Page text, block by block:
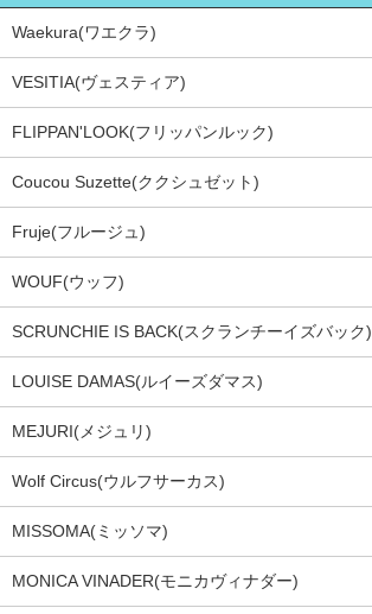
Waekura(ワエクラ)
VESITIA(ヴェスティア)
FLIPPAN'LOOK(フリッパンルック)
Coucou Suzette(ククシュゼット)
Fruje(フルージュ)
WOUF(ウッフ)
SCRUNCHIE IS BACK(スクランチーイズバック)
LOUISE DAMAS(ルイーズダマス)
MEJURI(メジュリ)
Wolf Circus(ウルフサーカス)
MISSOMA(ミッソマ)
MONICA VINADER(モニカヴィナダー)